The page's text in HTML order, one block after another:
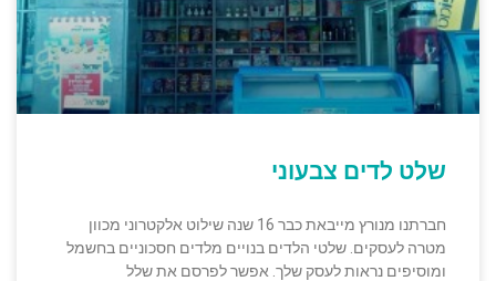
שלט לדים צבעוני
חברתנו מנורץ מייבאת כבר 16 שנה שילוט אלקטרוני מכוון
מטרה לעסקים. שלטי הלדים בנויים מלדים חסכוניים בחשמל
ומוסיפים נראות לעסק שלך. אפשר לפרסם את שלל